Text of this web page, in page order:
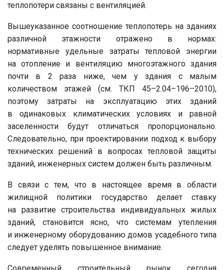
теплопотери связаны с вентиляцией.
Вышеуказанное соотношение теплопотерь на зданиях
различной этажности отражено в нормах:
нормативные удельные затраты тепловой энергии
на отопление и вентиляцию многоэтажного здания
почти в 2 раза ниже, чем у здания с малым
количеством этажей (см. ТКП 45–2.04–196–2010),
поэтому затраты на эксплуатацию этих зданий
в одинаковых климатических условиях и равной
заселенности будут отличаться пропорционально.
Следовательно, при проектировании подход к выбору
технических решений в вопросах тепловой защиты
зданий, инженерных систем должен быть различным.
В связи с тем, что в настоящее время в области
жилищной политики государство делает ставку
на развитие строительства индивидуальных жилых
зданий, становится ясно, что системам утепления
и инженерному оборудованию домов усадебного типа
следует уделять повышенное внимание.